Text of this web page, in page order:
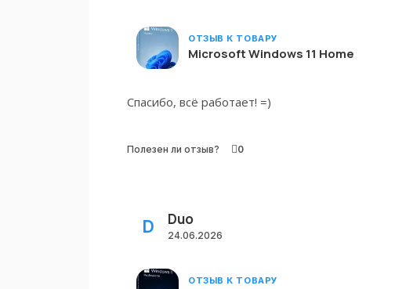
ОТЗЫВ К ТОВАРУ
Microsoft Windows 11 Home
Спасибо, всё работает! =)
Полезен ли отзыв? 0
DUODuo
24.06.2026
ОТЗЫВ К ТОВАРУ